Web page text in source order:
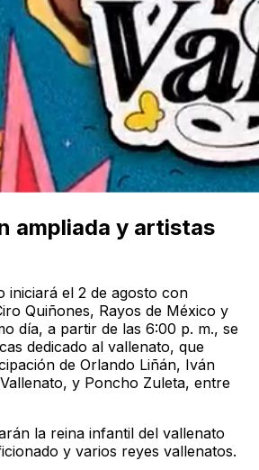
ampliada y artistas
iniciará el 2 de agosto con
Quiñones, Rayos de México y
día, a partir de las 6:00 p. m., se
dedicado al vallenato, que
de Orlando Liñán, Iván
y Poncho Zuleta, entre
la reina infantil del vallenato
y varios reyes vallenatos.